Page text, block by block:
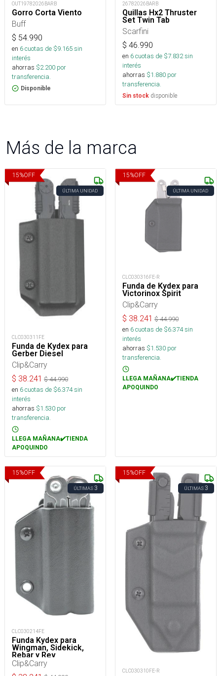
OUT19782026BARB
Gorro Corta Viento
Buff
$ 54.990
en 6cuotas de $9.165sin
interés
ahorras $2.200 por
transferencia.
Disponible
26782026BARB
Quillas Hx2 Thruster
Set Twin Tab
Scarfini
$ 46.990
en 6cuotas de $7.832sin
interés
ahorras $1.880 por
transferencia.
Sin stock disponible
Más de la marca
15%OFF
ÚLTIMA UNIDAD
CLC030311FE
Funda de Kydex para
Gerber Diesel
Clip&Carry
$ 38.241 $44.990
en 6cuotas de $6.374sin
interés
ahorras $1.530 por
transferencia.
LLEGA MAÑANA✔️TIENDA
APOQUINDO
15%OFF
ÚLTIMA UNIDAD
CLC030316FE-R
Funda de Kydex para
Victorinox Spirit
Clip&Carry
$ 38.241 $44.990
en 6cuotas de $6.374sin
interés
ahorras $1.530 por
transferencia.
LLEGA MAÑANA✔️TIENDA
APOQUINDO
15%OFF
ÚLTIMAS3
CLC030214FE
Funda Kydex para
Wingman, Sidekick,
Rebar y Rev
Clip&Carry
15%OFF
ÚLTIMAS3
CLC030310FE-R